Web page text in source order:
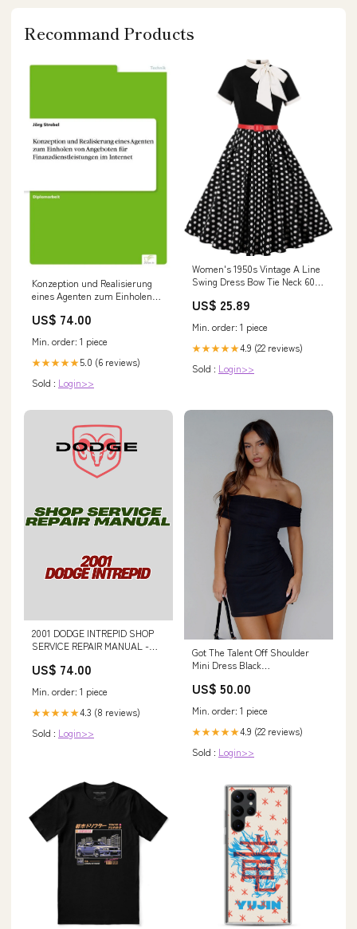
Recommand Products
Konzeption und Realisierung
eines Agenten zum Einholen
Finanzdienstleistungen im
9783838680217
US$ 74.00
Min. order: 1 piece
★★★★★5.0 (6 reviews)
Sold : Login>>
Women's 1950s Vintage A Line
Swing Dress Bow Tie Neck 60s
Party Polka Dot Audrey Dress :
US$ 25.89
Min. order: 1 piece
★★★★★4.9 (22 reviews)
Sold : Login>>
2001 DODGE INTREPID SHOP
SERVICE REPAIR MANUAL -
US$ 74.00
Min. order: 1 piece
★★★★★4.3 (8 reviews)
Sold : Login>>
Got The Talent Off Shoulder
Mini Dress Black
US$ 50.00
Min. order: 1 piece
★★★★★4.9 (22 reviews)
Sold : Login>>